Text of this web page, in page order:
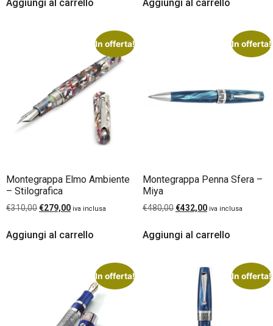
Aggiungi al carrello Aggiungi al carrello
In offerta!
Montegrappa Elmo Ambiente
– Stilografica
€310,00€279,00 iva inclusa
Aggiungi al carrello
In offerta!
Montegrappa Penna Sfera –
Miya
€480,00€432,00 iva inclusa
Aggiungi al carrello
In offerta! In offerta!